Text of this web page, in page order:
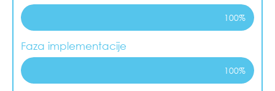
100%
Faza implementacije
100%